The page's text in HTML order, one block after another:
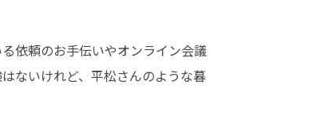
依頼のお手伝いやオンライン会議
ないけれど、平松さんのような暮